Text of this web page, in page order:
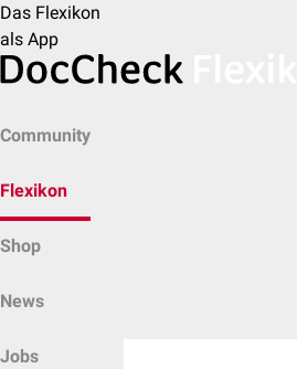
Das Flexikon
als App
Community
Flexikon
Shop
News
Jobs